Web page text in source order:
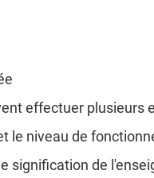
effectuer
niveau de
signification de